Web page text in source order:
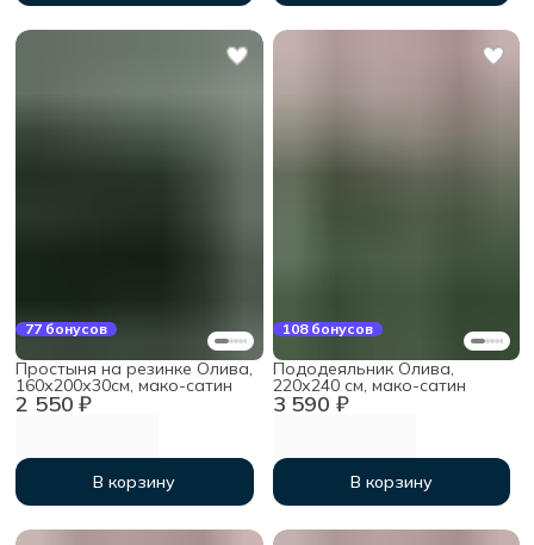
77 бонусов
2 550 ₽
Простыня на резинке Олива,
160х200х30см, мако-сатин
В корзину
108 бонусов
3 590 ₽
Пододеяльник Олива,
220х240 см, мако-сатин
В корзину